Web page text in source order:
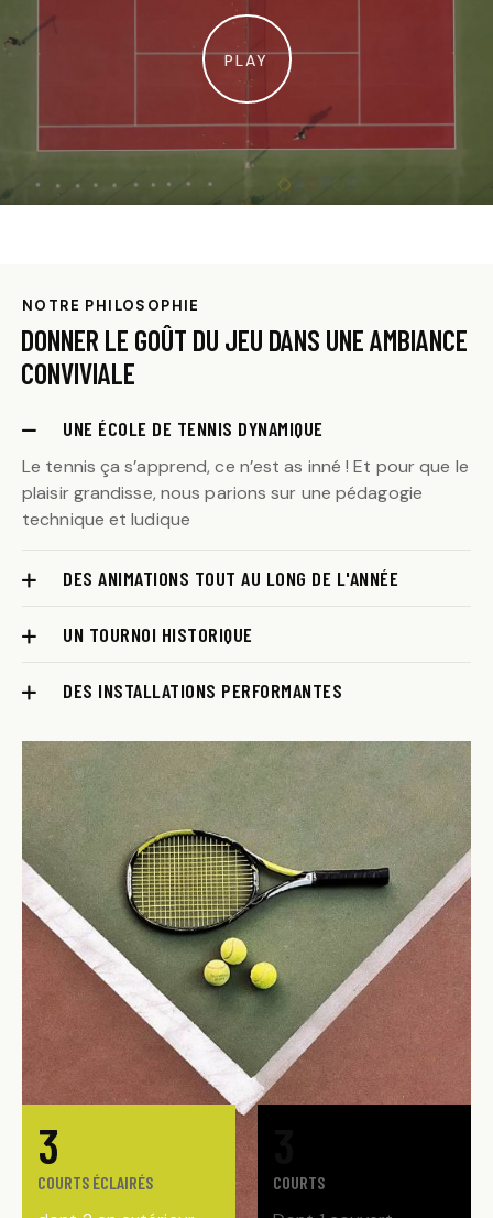
PLAY
NOTRE PHILOSOPHIE
DONNER LE GOÛT DU JEU DANS UNE AMBIANCE
CONVIVIALE
UNE ÉCOLE DE TENNIS DYNAMIQUE
Le tennis ça s’apprend, ce n’est as inné ! Et pour que le
plaisir grandisse, nous parions sur une pédagogie
technique et ludique
DES ANIMATIONS TOUT AU LONG DE L'ANNÉE
UN TOURNOI HISTORIQUE
DES INSTALLATIONS PERFORMANTES
3
COURTS ÉCLAIRÉS COURTS